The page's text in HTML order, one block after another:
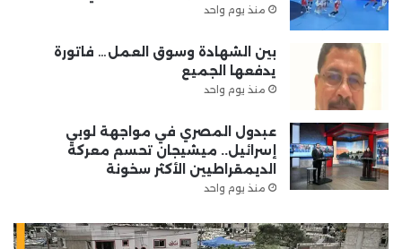
منذ يوم واحد
بين الشهادة وسوق العمل… فاتورة
يدفعها الجميع
منذ يوم واحد
عبدول المصري في مواجهة لوبي
إسرائيل.. ميشيجان تحسم معركة
الديمقراطيين الأكثر سخونة
منذ يوم واحد